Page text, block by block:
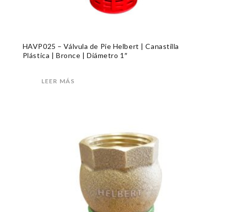
HAVP025 – Válvula de Pie Helbert | Canastilla
Plástica | Bronce | Diámetro 1″
LEER MÁS